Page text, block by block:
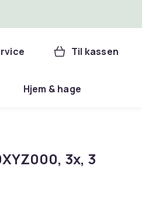
Til kassen
Hjem & hage
3x, 3